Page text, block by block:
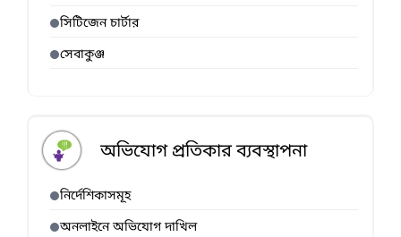
সিটিজেন চার্টার
সেবাকুঞ্জ
অভিযোগ প্রতিকার ব্যবস্থাপনা
নির্দেশিকাসমূহ
অনলাইনে অভিযোগ দাখিল